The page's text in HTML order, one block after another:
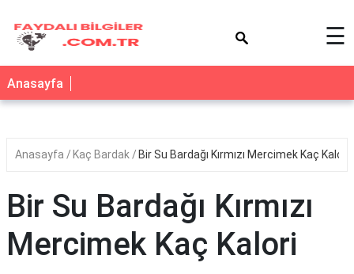
☰
Anasayfa
Anasayfa Kaç Bardak Bir Su Bardağı Kırmızı Mercimek Kaç Kalori
Bir Su Bardağı Kırmızı
Mercimek Kaç Kalori